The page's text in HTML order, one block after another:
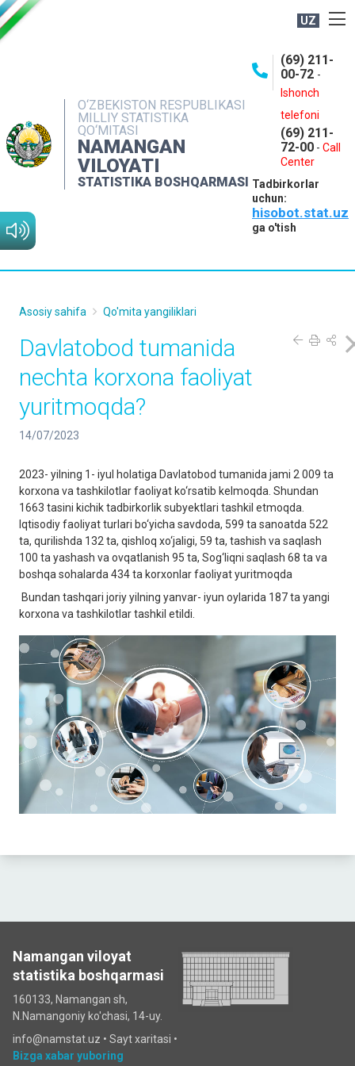
UZ
O‘ZBEKISTON RESPUBLIKASI
MILLIY STATISTIKA
QO‘MITASI
NAMANGAN
VILOYATI
STATISTIKA BOSHQARMASI
(69) 211-
00-72 -
Ishonch
telefoni
(69) 211-
72-00 - Call
Center
Tadbirkorlar
uchun:
hisobot.stat.uz
ga o'tish
NASHRLAR
INTERAKTIV XIZMATLAR
MATBUOT XIZMATI
MUROJAATLAR
Asosiy sahifa Qo'mita yangiliklari
Davlatobod tumanida
nechta korxona faoliyat
yuritmoqda?
14/07/2023
2023- yilning 1- iyul holatiga Davlatobod tumanida jami 2 009 ta
korxona va tashkilotlar faoliyat ko‘rsatib kelmoqda. Shundan
1663 tasini kichik tadbirkorlik subyektlari tashkil etmoqda.
Iqtisodiy faoliyat turlari bo‘yicha savdoda, 599 ta sanoatda 522
ta, qurilishda 132 ta, qishloq xo‘jaligi, 59 ta, tashish va saqlash
100 ta yashash va ovqatlanish 95 ta, Sog‘liqni saqlash 68 ta va
boshqa sohalarda 434 ta korxonlar faoliyat yuritmoqda
Bundan tashqari joriy yilning yanvar- iyun oylarida 187 ta yangi
korxona va tashkilotlar tashkil etildi.
Namangan viloyat
statistika boshqarmasi
160133, Namangan sh,
N.Namangoniy ko'chasi, 14-uy.
info@namstat.uz • Sayt xaritasi •
Bizga xabar yuboring